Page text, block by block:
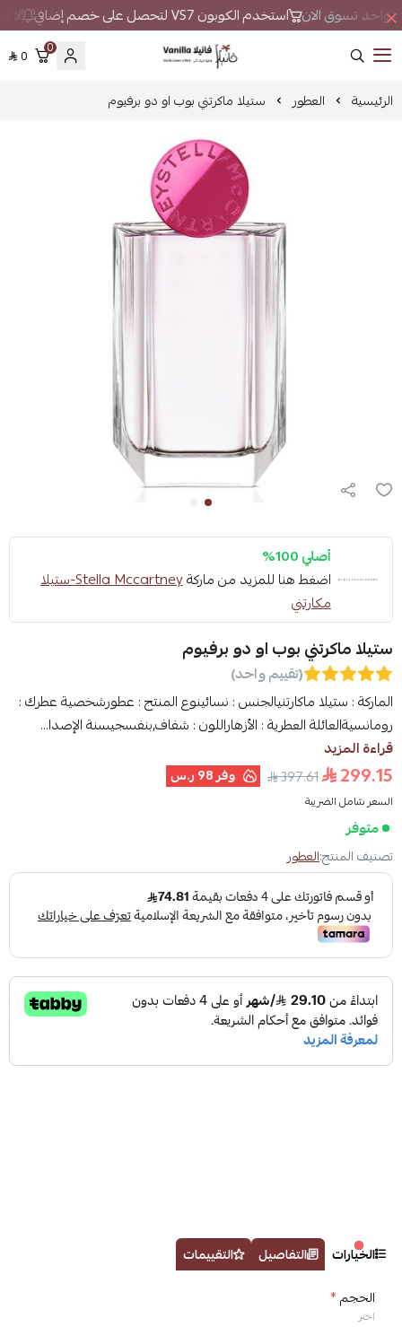
واحد تسوق الان استخدم الكوبون VS7 لتحصل على خصم إضافي لا
فانيلا
0
0
الرئيسية العطور ستيلا ماكرتني بوب او دو برفيوم
أصلي 100%
اضغط هنا للمزيد من ماركة
Stella Mccartney-ستيلا
مكارتني
ستيلا ماكرتني بوب او دو برفيوم
(تقييم واحد)
الماركة : ستيلا ماكارتنيالجنس : نسائينوع المنتج : عطورشخصية عطرك :
رومانسيةالعائلة العطرية : الأزهاراللون : شفاف,بنفسجيسنة الإصدا...
قراءة المزيد
299.15
397.61 وفر98 ر.س
السعر شامل الضريبة
متوفر
تصنيف المنتج:العطور
الخيارات التفاصيل
التقييمات
الحجم*
اختر